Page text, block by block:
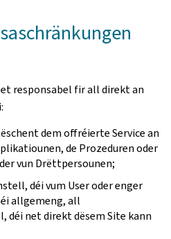
responsabel fir all direkt an
dem offréierte Service an
de Prozeduren oder
vun Drëttpersounen;
déi vum User oder enger
allgemeng, all
déi net direkt dësem Site kann